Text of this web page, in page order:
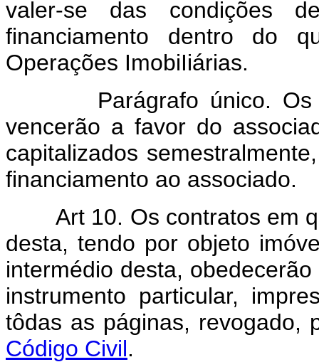
valer-se das condições
financiamento dentro do
Operações ImobiIiárias.
Parágrafo único. Os
vencerão a favor do
capitalizados
financiamento ao associado.
Art 10. Os contratos em
desta, tendo por objeto
intermédio desta,
instrumento particular,
tôdas as páginas, revogado,
Código Civil.